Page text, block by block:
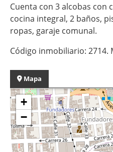
Cuenta con 3 alcobas con
cocina integral, 2 baños,
ropas, garaje comunal.
Código inmobiliario: 2714.
Mapa
+
−